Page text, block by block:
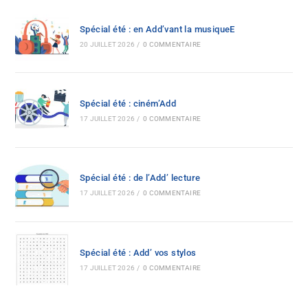
Spécial été : en Add’vant la musiqueE
20 JUILLET 2026 / 0 COMMENTAIRE
Spécial été : ciném’Add
17 JUILLET 2026 / 0 COMMENTAIRE
Spécial été : de l’Add’ lecture
17 JUILLET 2026 / 0 COMMENTAIRE
Spécial été : Add’ vos stylos
17 JUILLET 2026 / 0 COMMENTAIRE